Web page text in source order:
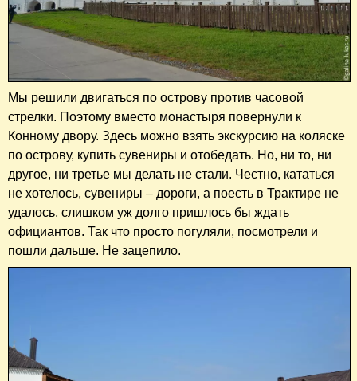
Мы решили двигаться по острову против часовой
стрелки. Поэтому вместо монастыря повернули к
Конному двору. Здесь можно взять экскурсию на коляске
по острову, купить сувениры и отобедать. Но, ни то, ни
другое, ни третье мы делать не стали. Честно, кататься
не хотелось, сувениры – дороги, а поесть в Трактире не
удалось, слишком уж долго пришлось бы ждать
официантов. Так что просто погуляли, посмотрели и
пошли дальше. Не зацепило.